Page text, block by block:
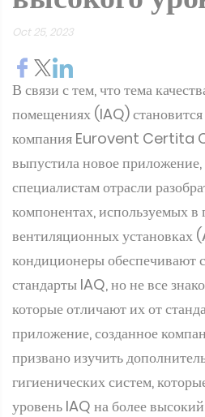
Oct 25, 2023
В связи с тем, что тема
помещениях (IAQ) становится
компания Eurovent
выпустила новое
специалистам отрасли
компонентах, используемых в
вентиляционных установках
кондиционеры обеспечивают
стандарты IAQ, но не все
которые отличают их от
приложение, созданное
призвано изучить
гигиенических систем,
уровень IAQ на более